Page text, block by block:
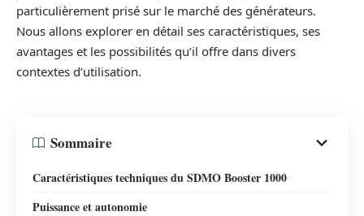
particulièrement prisé sur le marché des générateurs.
Nous allons explorer en détail ses caractéristiques, ses
avantages et les possibilités qu’il offre dans divers
contextes d’utilisation.
Sommaire
Caractéristiques techniques du SDMO Booster 1000
Puissance et autonomie